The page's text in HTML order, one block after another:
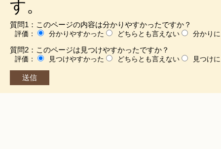
す。
質問1：このページの内容は分かりやすかったですか？
評価： 分かりやすかった どちらとも言えない 分かり
質問2：このページは見つけやすかったですか？
評価： 見つけやすかった どちらとも言えない 見つけ